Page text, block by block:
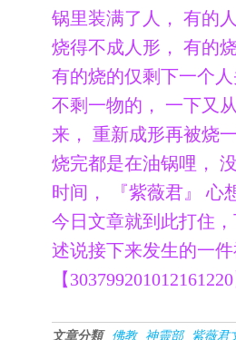
锅里装满了人， 有的
烧得不成人形， 有的
有的烧的仅剩下一个
不剩一物的， 一下又
来， 重新成形再被烧
烧完都是在油锅哩，
时间， 『紫薇君』 心
今日文章就到此打住
述说接下来发生的一件
【303799201012161220
文章分類 佛教 神靈部 紫薇君